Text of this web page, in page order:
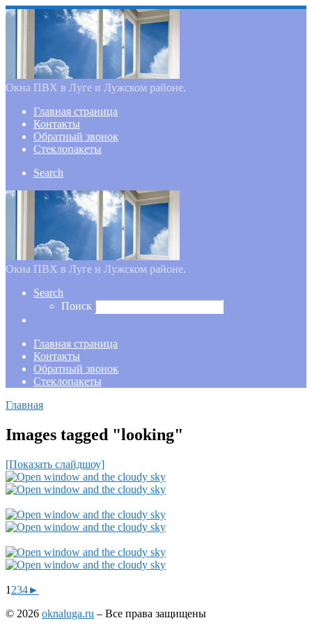
Окна ПВХ в Луге и Лужском районе.
Главная страница
Контакты
Обратный звонок
Стеклопакеты
Search
Окна ПВХ в Луге и Лужском районе.
Search
Поиск
Главная страница
Контакты
Обратный звонок
Стеклопакеты
Главная
Images tagged "looking"
[Показать слайдшоу]
1 234►
© 2026 oknaluga.ru – Все права защищены